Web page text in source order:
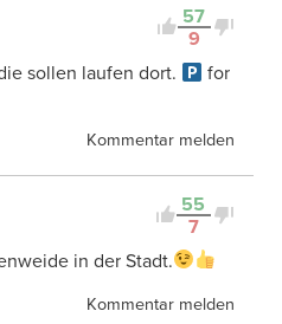
57
9
sollen laufen dort.
for
Kommentar melden
55
7
in der Stadt.
Kommentar melden